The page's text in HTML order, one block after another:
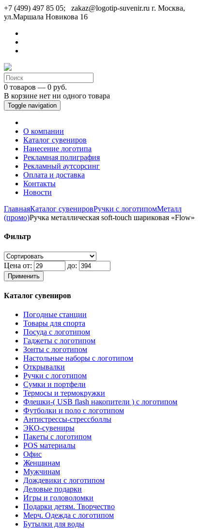
+7 (499) 497 85 05; zakaz@logotip-suvenir.ru г. Москва,
ул.Маршала Новикова 16
0 товаров — 0 руб.
В корзине нет ни одного товара
Toggle navigation
О компании
Каталог сувениров
Нанесение логотипа
Рекламная полиграфия
Рекламный аутсорсинг
Оплата и доставка
Контакты
Новости
ГлавнаяКаталог сувенировРучки с логотипомМеталл
(промо)Ручка металлическая soft-touch шариковая «Flow»
Фильтр
Цена от: до:
Применить
Каталог сувениров
Погодные станции
Товары для спорта
Посуда с логотипом
Гаджеты с логотипом
Зонты с логотипом
Настольные наборы с логотипом
Открывалки
Ручки с логотипом
Сумки и портфели
Термосы и термокружки
Флешки-( USB flash накопители ) с логотипом
Футболки и поло с логотипом
Антистрессы-стрессболлы
ЭКО-сувениры
Пакеты с логотипом
POS материалы
Офис
Женщинам
Мужчинам
Дождевики с логотипом
Деловые подарки
Игры и головоломки
Подарки детям. Творчество
Мерч. Одежда с логотипом
Бутылки для воды